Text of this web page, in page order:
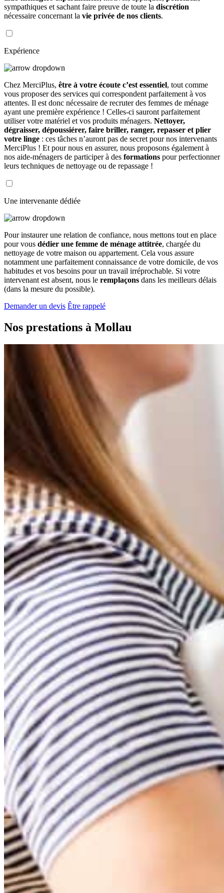
sympathiques et sachant faire preuve de toute la discrétion
nécessaire concernant la vie privée de nos clients.
Expérience
Chez MerciPlus, être à votre écoute c’est essentiel, tout comme
vous proposer des services qui correspondent parfaitement à vos
attentes. Il est donc nécessaire de recruter des femmes de ménage
ayant une première expérience ! Celles-ci sauront parfaitement
utiliser votre matériel et vos produits ménagers. Nettoyer,
dégraisser, dépoussiérer, faire briller, ranger, repasser et plier
votre linge : ces tâches n’auront pas de secret pour nos intervenants
MerciPlus ! Et pour nous en assurer, nous proposons également à
nos aide-ménagers de participer à des formations pour perfectionner
leurs techniques de nettoyage ou de repassage !
Une intervenante dédiée
Pour instaurer une relation de confiance, nous mettons tout en place
pour vous dédier une femme de ménage attitrée, chargée du
nettoyage de votre maison ou appartement. Cela vous assure
notamment une parfaitement connaissance de votre domicile, de vos
habitudes et vos besoins pour un travail irréprochable. Si votre
intervenant est absent, nous le remplaçons dans les meilleurs délais
(dans la mesure du possible).
Demander un devis Être rappelé
Nos prestations à Mollau